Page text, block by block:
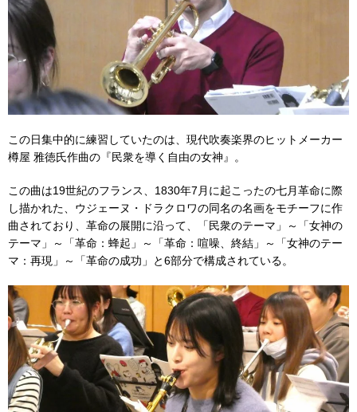
この日集中的に練習していたのは、現代吹奏楽界のヒットメーカー
樽屋 雅徳氏作曲の『民衆を導く自由の女神』。
この曲は19世紀のフランス、1830年7月に起こったの七月革命に際
し描かれた、ウジェーヌ・ドラクロワの同名の名画をモチーフに作
曲されており、革命の展開に沿って、「民衆のテーマ」～「女神の
テーマ」～「革命：蜂起」～「革命：喧噪、終結」～「女神のテー
マ：再現」～「革命の成功」と6部分で構成されている。